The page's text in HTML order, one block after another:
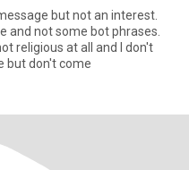
but not an interest.
and not some bot phrases.
religious at all and I don't
but don't come